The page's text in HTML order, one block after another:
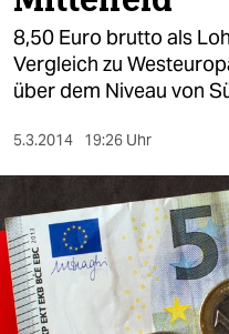
öko
gesellschaft
sport
berlin
nord
wahrheit
8,50 Euro brutto als
Vergleich zu
über dem Niveau von
5.3.2014 19:26 Uhr